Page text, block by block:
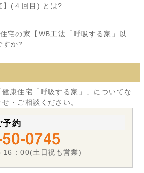
】(４回目) とは?
宅の家【WB工法「呼吸する家」以
すか?
康住宅「呼吸する家」」についてな
・ご相談ください。
予約
16：00(土日祝も営業)